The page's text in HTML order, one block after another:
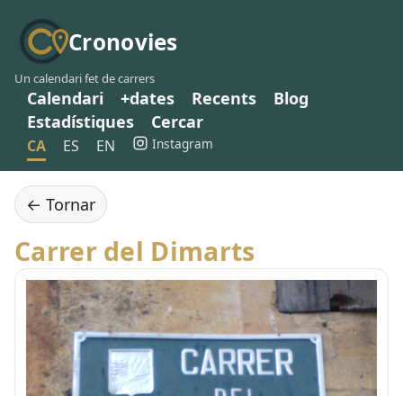
Cronovies
Un calendari fet de carrers
Calendari +dates Recents
Blog
Estadístiques
Cercar
CA ES EN Instagram
← Tornar
Carrer del Dimarts